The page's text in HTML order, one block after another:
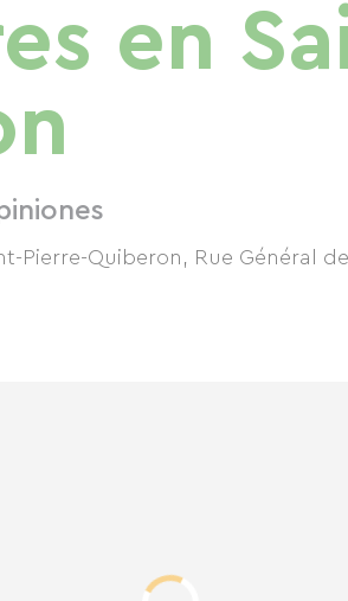
en
Pierre-Quiberon, Rue Général